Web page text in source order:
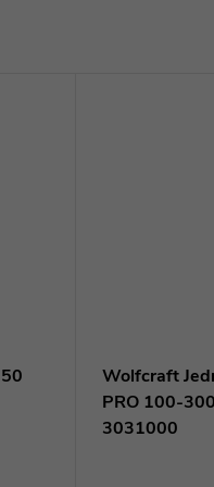
Wolfcraft
PRO 100-
3031000